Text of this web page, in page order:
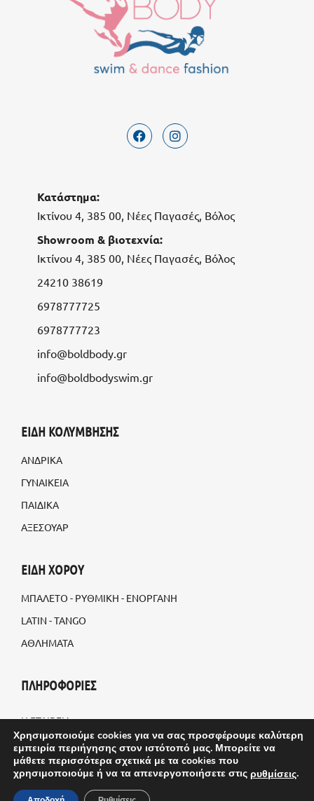
Κατάστημα:
Ικτίνου 4, 385 00, Νέες Παγασές, Βόλος
Showroom & βιοτεχνία:
Ικτίνου 4, 385 00, Νέες Παγασές, Βόλος
24210 38619
6978777725
6978777723
info@boldbody.gr
info@boldbodyswim.gr
ΕΙΔΗ ΚΟΛΥΜΒΗΣΗΣ
ΑΝΔΡΙΚΑ
ΓΥΝΑΙΚΕΙΑ
ΠΑΙΔΙΚΑ
ΑΞΕΣΟΥΑΡ
ΕΙΔΗ ΧΟΡΟΥ
ΜΠΑΛΕΤΟ - ΡΥΘΜΙΚΗ - ΕΝΟΡΓΑΝΗ
LATIN - TANGO
ΑΘΛΗΜΑΤΑ
ΠΛΗΡΟΦΟΡΙΕΣ
Η ΕΤΑΙΡΕΙΑ
BLOG
ΠΡΟΣΑΡΜΟΣΜΕΝΕΣ ΠΑΡΑΓΓΕΛΙΕΣ
ΤΡΟΠΟΙ ΑΠΟΣΤΟΛΗΣ
Χρησιμοποιούμε cookies για να σας προσφέρουμε καλύτερη
εμπειρία περιήγησης στον ιστότοπό μας. Μπορείτε να
μάθετε περισσότερα σχετικά με τα cookies που
χρησιμοποιούμε ή να τα απενεργοποιήσετε στις ρυθμίσεις.